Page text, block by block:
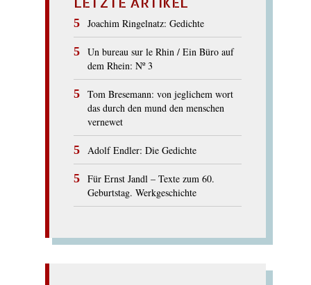
Joachim Ringelnatz: Gedichte
Un bureau sur le Rhin / Ein Büro auf
dem Rhein: Nº 3
Tom Bresemann: von jeglichem wort
das durch den mund den menschen
vernewet
Adolf Endler: Die Gedichte
Für Ernst Jandl – Texte zum 60.
Geburtstag. Werkgeschichte